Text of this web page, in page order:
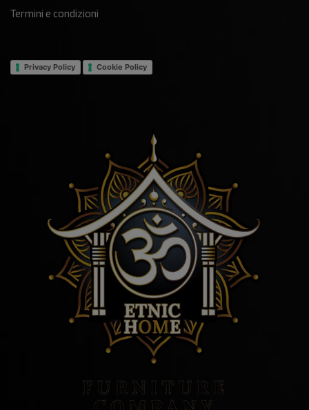
Termini e condizioni
Privacy Policy Cookie Policy